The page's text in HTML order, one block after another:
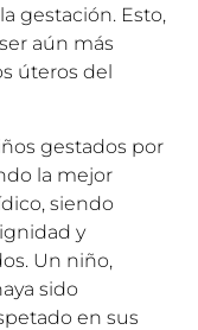
gestación. Esto,
aún más
úteros del
gestados por
la mejor
siendo
y
Un niño,
sido
en sus